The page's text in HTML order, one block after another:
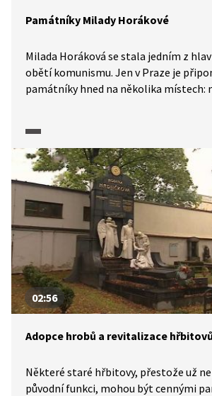
Památníky Milady Horákové
Milada Horáková se stala jedním z
obětí komunismu. Jen v Praze je
památníky hned na několika místech:
v parku Ztracenka na Albertově a
člověka s nelidským zlem“.
02:56
Adopce hrobů a revitalizace hřbitovů
Některé staré hřbitovy, přestože už
původní funkci, mohou být cennými